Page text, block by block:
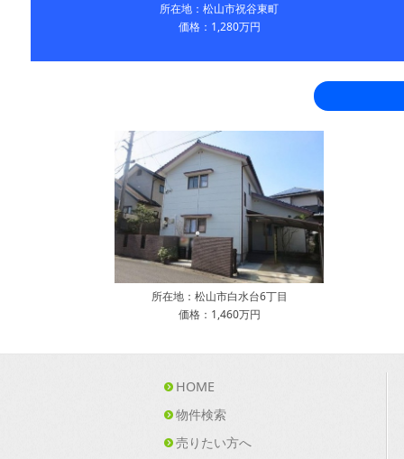
所在地：松山市祝谷東町
価格：1,280万円
所在地：松山市白水台6丁目
価格：1,460万円
HOME
物件検索
売りたい方へ